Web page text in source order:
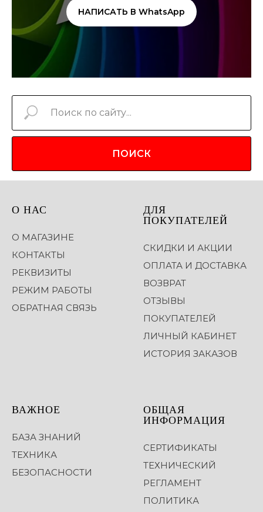
НАПИСАТЬ В WhatsApp
ПОИСК
О НАС
О МАГАЗИНЕ
КОНТАКТЫ
РЕКВИЗИТЫ
РЕЖИМ РАБОТЫ
ОБРАТНАЯ СВЯЗЬ
ДЛЯ
ПОКУПАТЕЛЕЙ
СКИДКИ И АКЦИИ
ОПЛАТА И ДОСТАВКА
ВОЗВРАТ
ОТЗЫВЫ
ПОКУПАТЕЛЕЙ
ЛИЧНЫЙ КАБИНЕТ
ИСТОРИЯ ЗАКАЗОВ
ВАЖНОЕ
БАЗА ЗНАНИЙ
ТЕХНИКА
БЕЗОПАСНОСТИ
ОБЩАЯ
ИНФОРМАЦИЯ
СЕРТИФИКАТЫ
ТЕХНИЧЕСКИЙ
РЕГЛАМЕНТ
ПОЛИТИКА